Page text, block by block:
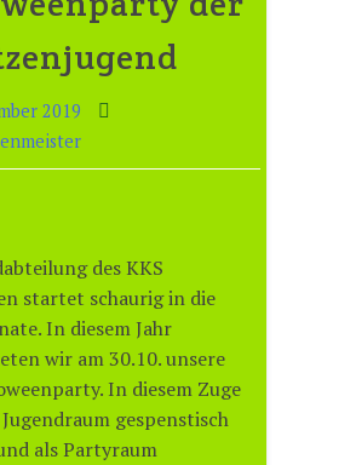
2019
des KKS
startet schaurig in die
In diesem Jahr
wir am 30.10. unsere
In diesem Zuge
gespenstisch
als Partyraum